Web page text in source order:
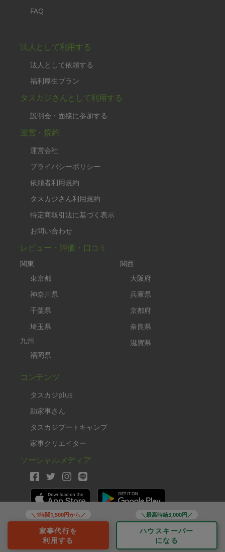
＼1時間1,500円から／
家事代行を
利用する
＼最高時給3,000円／
ハウスキーパー
になる
FAQ
法人として利用する
法人として依頼する
福利厚生プラン
タスカジさんとして利用する
説明会・面接に参加する
運営・規約
運営会社
プライバシーポリシー
依頼者利用規約
タスカジさん利用規約
特定商取引法に基づく表示
お問い合わせ
レビュー・評価・口コミ
関東
東京都
神奈川県
千葉県
埼玉県
九州
福岡県
関西
大阪府
兵庫県
京都府
奈良県
滋賀県
コンテンツ
タスカジplus
助家事さん
タスカジブートキャンプ
家事クリエイター
ソーシャルメディア